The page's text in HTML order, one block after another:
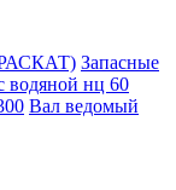
Запасные
водяной нц 60
Вал ведомый